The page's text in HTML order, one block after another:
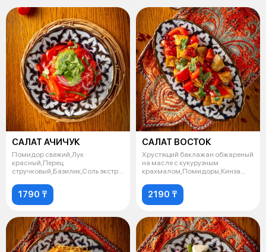
САЛАТ АЧИЧУК
Помидор свежий,Лук
красный,Перец
стручковый,Базилик,Соль экстра.
1790 ₸
САЛАТ ВОСТОК
Хрустящий баклажан обжареный
на масле с кукурузным
крахмалом,Помидоры,Кинза
2190 ₸